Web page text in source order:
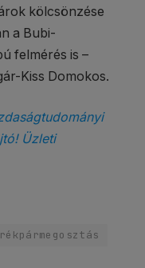
kölcsönzése
a Bubi-
felmérés is –
Kiss Domokos.
Üzleti